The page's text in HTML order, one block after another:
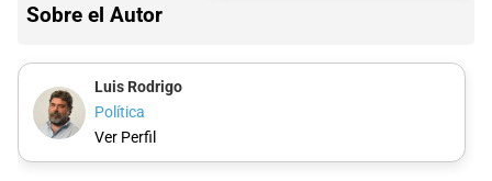
Sobre el Autor
Luis Rodrigo
Política
Ver Perfil